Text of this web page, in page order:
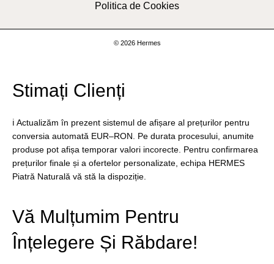
Politica de Cookies
© 2026 Hermes
Stimați Clienți
ℹ️ Actualizăm în prezent sistemul de afișare al prețurilor pentru
conversia automată EUR–RON. Pe durata procesului, anumite
produse pot afișa temporar valori incorecte. Pentru confirmarea
prețurilor finale și a ofertelor personalizate, echipa HERMES
Piatră Naturală vă stă la dispoziție.
Vă Mulțumim Pentru
Înțelegere Și Răbdare!